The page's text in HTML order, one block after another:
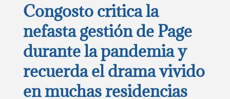
Congosto critica la
nefasta gestión de Page
durante la pandemia y
recuerda el drama vivido
en muchas residencias